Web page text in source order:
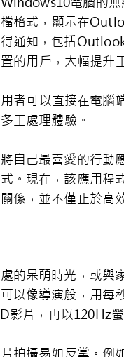
格式，顯示在
通知，包括
用戶，大幅提升
可以直接在電腦
工處理體驗。
自己最喜愛的行
。現在，該應用
係，並不僅止於高
的呆萌時光，或
以像導演般，用
片，再以120Hz